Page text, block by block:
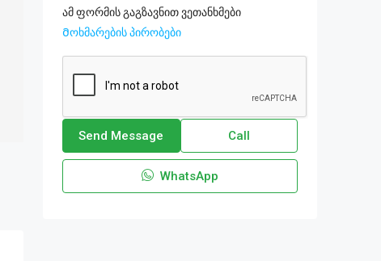
ამ ფორმის გაგზავნით ვეთანხმები
Მოხმარების პირობები
Send Message Call
WhatsApp